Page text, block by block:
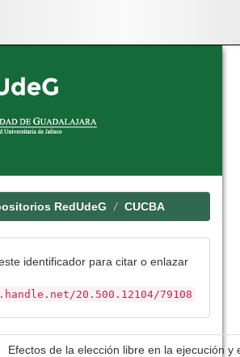
RedUdeG CUCBA
identificador para citar o enlazar
20.500.12104/79108
Efectos de la elección libre en la ejecución y